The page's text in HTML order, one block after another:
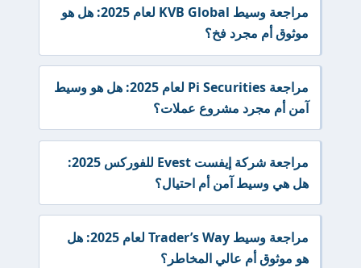
مراجعة وسيط KVB Global لعام 2025: هل هو
موثوق أم مجرد فخ؟
مراجعة Pi Securities لعام 2025: هل هو وسيط
آمن أم مجرد مشروع عملات؟
مراجعة شركة إيفست Evest للفوركس 2025:
هل هي وسيط آمن أم احتيال؟
مراجعة وسيط Trader’s Way لعام 2025: هل
هو موثوق أم عالي المخاطر؟